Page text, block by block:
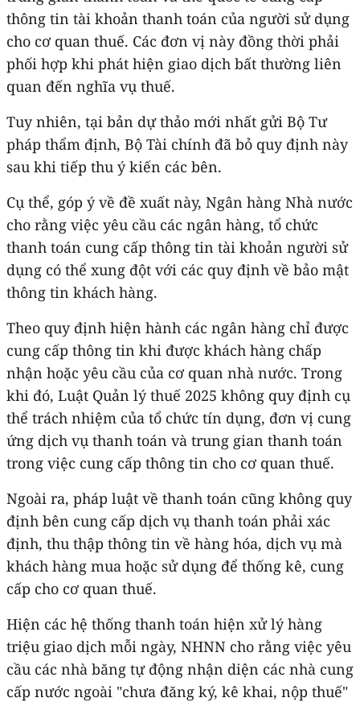
thông tin tài khoản thanh toán của người sử dụng
cho cơ quan thuế. Các đơn vị này đồng thời phải
phối hợp khi phát hiện giao dịch bất thường liên
quan đến nghĩa vụ thuế.
Tuy nhiên, tại bản dự thảo mới nhất gửi Bộ Tư
pháp thẩm định, Bộ Tài chính đã bỏ quy định này
sau khi tiếp thu ý kiến các bên.
Cụ thể, góp ý về đề xuất này, Ngân hàng Nhà nước
cho rằng việc yêu cầu các ngân hàng, tổ chức
thanh toán cung cấp thông tin tài khoản người sử
dụng có thể xung đột với các quy định về bảo mật
thông tin khách hàng.
Theo quy định hiện hành các ngân hàng chỉ được
cung cấp thông tin khi được khách hàng chấp
nhận hoặc yêu cầu của cơ quan nhà nước. Trong
khi đó, Luật Quản lý thuế 2025 không quy định cụ
thể trách nhiệm của tổ chức tín dụng, đơn vị cung
ứng dịch vụ thanh toán và trung gian thanh toán
trong việc cung cấp thông tin cho cơ quan thuế.
Ngoài ra, pháp luật về thanh toán cũng không quy
định bên cung cấp dịch vụ thanh toán phải xác
định, thu thập thông tin về hàng hóa, dịch vụ mà
khách hàng mua hoặc sử dụng để thống kê, cung
cấp cho cơ quan thuế.
Hiện các hệ thống thanh toán hiện xử lý hàng
triệu giao dịch mỗi ngày, NHNN cho rằng việc yêu
cầu các nhà băng tự động nhận diện các nhà cung
cấp nước ngoài "chưa đăng ký, kê khai, nộp thuế"